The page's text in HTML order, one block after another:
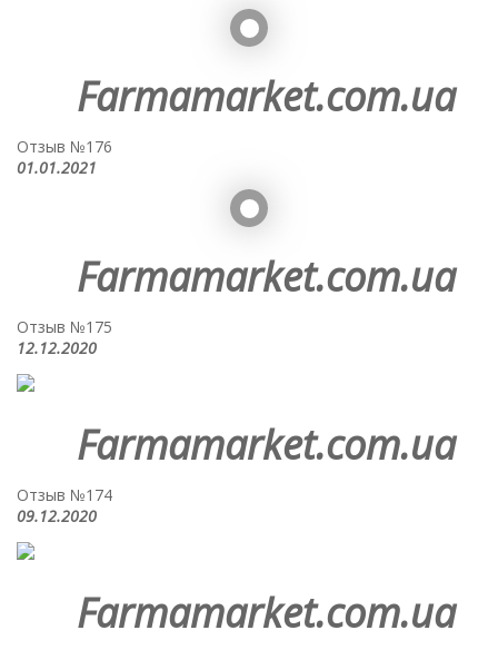
Farmamarket.com.ua
Отзыв №176
01.01.2021
Farmamarket.com.ua
Отзыв №175
12.12.2020
Farmamarket.com.ua
Отзыв №174
09.12.2020
Farmamarket.com.ua